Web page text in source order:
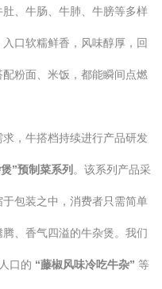
肚、牛肠、牛肺、牛膀等多样
口软糯鲜香，风味醇厚，回
粉面、米饭，都能瞬间点燃
求，牛搭档持续进行产品研发
”预制菜系列 。该系列产品采
包装之中，消费者只需简单
、香气四溢的牛杂煲。我们
口的 “藤椒风味冷吃牛杂” 等